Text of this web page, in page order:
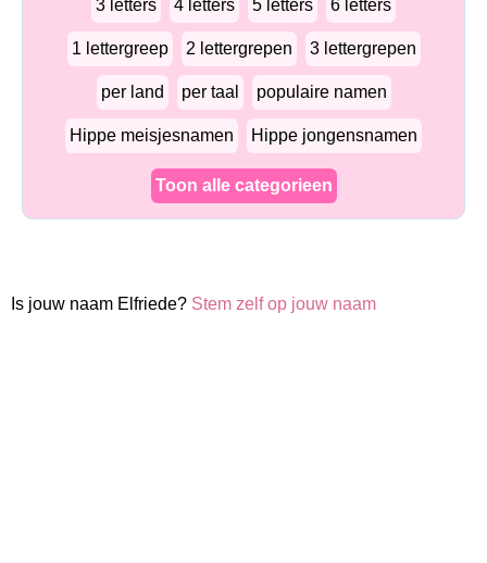
3 letters 4 letters 5 letters 6 letters
1 lettergreep 2 lettergrepen 3 lettergrepen
per land per taal populaire namen
Hippe meisjesnamen Hippe jongensnamen
Toon alle categorieen
Is jouw naam Elfriede? Stem zelf op jouw naam